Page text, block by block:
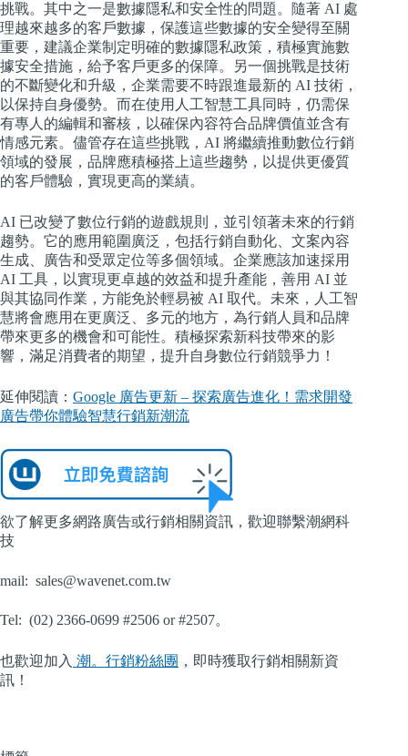
挑戰。其中之一是數據隱私和安全性的問題。隨著 AI 處
理越來越多的客戶數據，保護這些數據的安全變得至關
重要，建議企業制定明確的數據隱私政策，積極實施數
據安全措施，給予客戶更多的保障。另一個挑戰是技術
的不斷變化和升級，企業需要不時跟進最新的 AI 技術，
以保持自身優勢。而在使用人工智慧工具同時，仍需保
有專人的編輯和審核，以確保內容符合品牌價值並含有
情感元素。儘管存在這些挑戰，AI 將繼續推動數位行銷
領域的發展，品牌應積極搭上這些趨勢，以提供更優質
的客戶體驗，實現更高的業績。
AI 已改變了數位行銷的遊戲規則，並引領著未來的行銷
趨勢。它的應用範圍廣泛，包括行銷自動化、文案內容
生成、廣告和受眾定位等多個領域。企業應該加速採用
AI 工具，以實現更卓越的效益和提升產能，善用 AI 並
與其協同作業，方能免於輕易被 AI 取代。未來，人工智
慧將會應用在更廣泛、多元的地方，為行銷人員和品牌
帶來更多的機會和可能性。積極探索新科技帶來的影
響，滿足消費者的期望，提升自身數位行銷競爭力！
延伸閱讀： Google 廣告更新 – 探索廣告進化！需求開發
廣告帶你體驗智慧行銷新潮流
欲了解更多網路廣告或行銷相關資訊，歡迎聯繫潮網科
技
mail: sales@wavenet.com.tw
Tel: (02) 2366-0699 #2506 or #2507。
也歡迎加入 潮。行銷粉絲團 ，即時獲取行銷相關新資
訊！